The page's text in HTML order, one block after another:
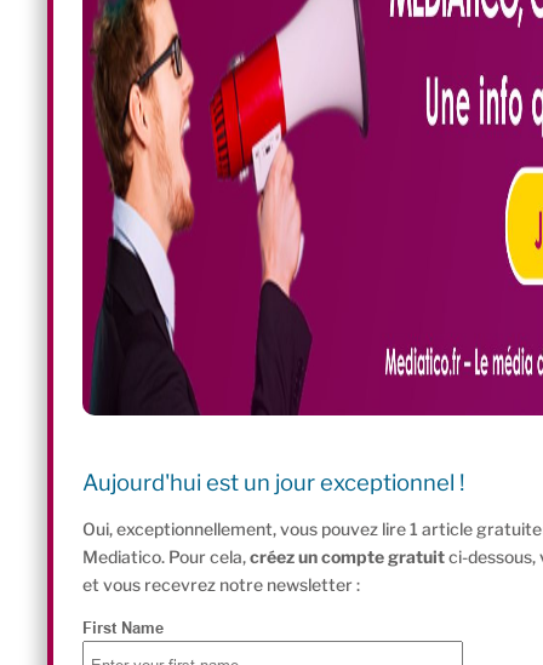
Aujourd'hui est un jour exceptionnel !
Oui, exceptionnellement, vous pouvez lire 1 article
Mediatico. Pour cela,créez un compte gratuitci-dessous,
et vous recevrez notre newsletter :
First Name